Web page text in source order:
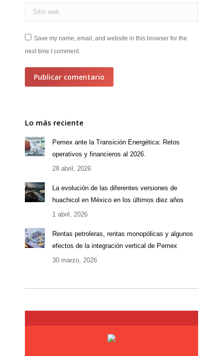
Sitio web
Save my name, email, and website in this browser for the
next time I comment.
Publicar comentario
Lo más reciente
Pemex ante la Transición Energética: Retos
operativos y financieros al 2026.
28 abril, 2026
La evolución de las diferentes versiones de
huachicol en México en los últimos diez años
1 abril, 2026
Rentas petroleras, rentas monopólicas y algunos
efectos de la integración vertical de Pemex
30 marzo, 2026